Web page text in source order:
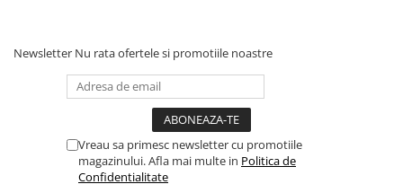
Newsletter Nu rata ofertele si promotiile noastre
Vreau sa primesc newsletter cu promotiile
magazinului. Afla mai multe in Politica de
Confidentialitate